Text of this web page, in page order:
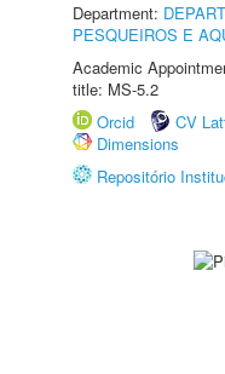
Department:
PESQUEIROS E
Academic
title: MS-5.2
Orcid
CV
Dimensions
Repositório